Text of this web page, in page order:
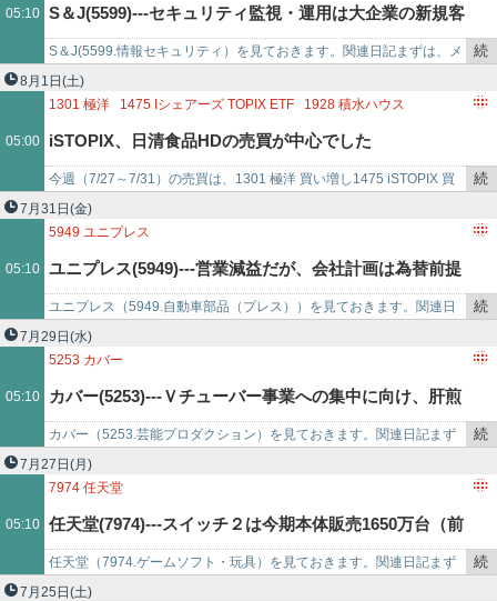
で
05:10 S＆J(5599)---セキュリティ監視・運用は大企業の新規客
獲得、継続利用とも順調。
S＆J(5599.情報セキュリティ）を見ておきます。​​​関連日記​​​​​​まずは、メ
モ書きです。・保有銘柄。・2024年3月期の1株当たり純資産…
続
を
で
8月1日 (土)
05:00
1301 極洋 1475 Iシェアーズ TOPIX ETF 1928 積水ハウス
2897 日清食品ホールディングス
iSTOPIX、日清食品HDの売買が中心でした
今週（7/27～7/31）の売買は、1301 極洋 買い増し1475 iSTOPIX 買
い増し1928 積水ハウス 買い増し2331 ALSOK 買…
続
を
で
7月31日 (金)
05:10
5949 ユニプレス
ユニプレス(5949)---営業減益だが、会社計画は為替前提
など保守的。特損一巡。
ユニプレス（5949.自動車部品（プレス））を見ておきます。​​関連日
記​​​まずは、メモ書きです。・買付候補銘柄。・2024年3月期の1株当
たり純…
続
を
で
7月29日 (水)
05:10
5253 カバー
カバー(5253)---Ｖチューバー事業への集中に向け、肝煎
りだったメタバース事業から撤退。
カバー（5253.芸能プロダクション）を見ておきます。​​​​関連日記​​​​​​​​まず
は、メモ書きです。・買付候補銘柄。・2023年3月期の1株…
続
を
で
7月27日 (月)
05:10
7974 任天堂
任天堂(7974)---スイッチ２は今期本体販売1650万台（前
期1986万台）、ソフト6000万本（同4871万本）計画。
任天堂（7974.ゲームソフト・玩具）を見ておきます。​​​​​​​​​​​​関連日記​​​​​​​​​​​​まず
は、メモ書きです。・買付候補銘柄。…
続
7月25日 (土)